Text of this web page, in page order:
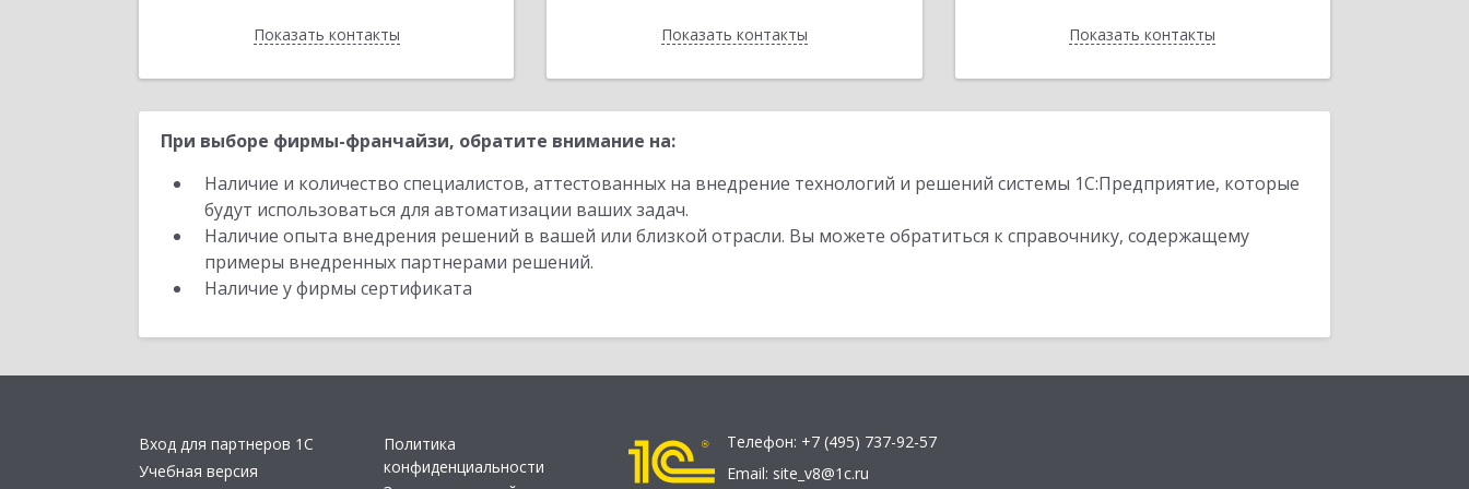
Показать контакты
Назад Показать контакты
Назад Показать контакты
Назад
При выборе фирмы-франчайзи, обратите внимание на:
Наличие и количество специалистов, аттестованных на внедрение технологий и решений системы 1С:Предприятие, которые
будут использоваться для автоматизации ваших задач.
Наличие опыта внедрения решений в вашей или близкой отрасли. Вы можете обратиться к справочнику, содержащему
примеры внедренных партнерами решений.
Наличие у фирмы сертификата
Вход для партнеров 1С
Учебная версия
Политика
конфиденциальности
Телефон: +7 (495) 737-92-57
Email: site_v8@1c.ru